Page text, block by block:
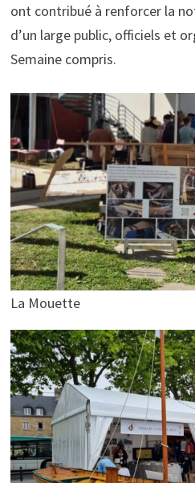
ont contribué à renforcer la
d’un large public, officiels et
Semaine compris.
La Mouette